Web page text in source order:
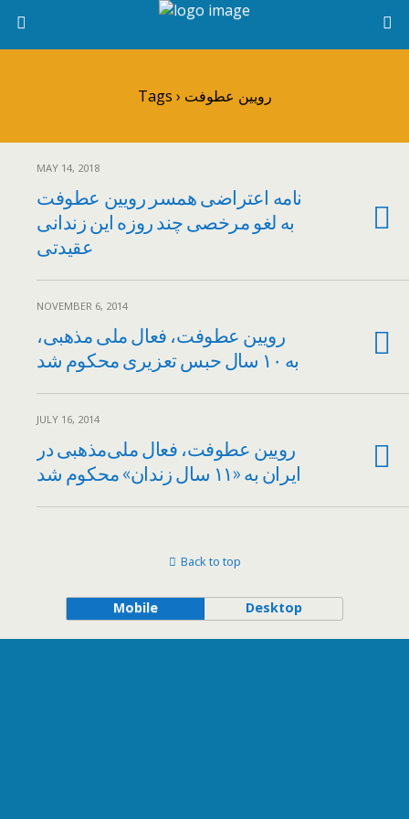
Tags › رویین عطوفت
MAY 14, 2018
نامه اعتراضی همسر رویین عطوفت
به لغو مرخصی چند روزه این زندانی
عقیدتی
NOVEMBER 6, 2014
رویین عطوفت، فعال ملی مذهبی،
به ۱۰ سال حبس تعزیری محکوم شد
JULY 16, 2014
رویین عطوفت، فعال ملی‌مذهبی در
ایران به «۱۱ سال زندان» محکوم شد
Back to top
Mobile Desktop